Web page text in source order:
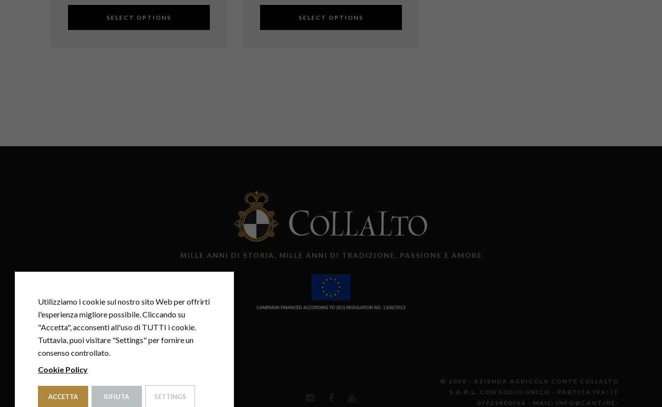
SELECT OPTIONS SELECT OPTIONS
MILLE ANNI DI STORIA, MILLE ANNI DI TRADIZIONE, PASSIONE E AMORE
PAYMENT AND SHIPPING REFOUND POLICY
© 2020 - AZIENDA AGRICOLA CONTE COLLALTO
S.A.R.L. CON SOCIO UNICO - PARTITA IVA: IT
07921480963 - MAIL: INFO@CANTINE-
Utilizziamo i cookie sul nostro sito Web per offrirti
l'esperienza migliore possibile. Cliccando su
"Accetta", acconsenti all'uso di TUTTI i cookie.
Tuttavia, puoi visitare "Settings" per fornire un
consenso controllato.
Cookie Policy
ACCETTA RIFIUTA SETTINGS